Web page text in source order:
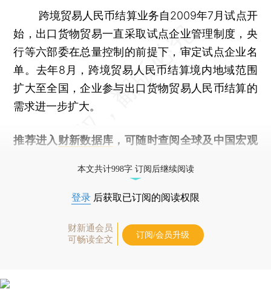
跨境贸易人民币结算业务自2009年7月试点开
始，出口货物贸易一直采取试点企业管理制度，央
行等六部委在总量控制的前提下，审定试点企业名
单。去年8月，跨境贸易人民币结算境内地域范围
扩大至全国，企业参与出口货物贸易人民币结算的
需求进一步扩大。
推荐进入 财新数据库 ，可随时查阅全球及中国宏观
本文共计998字 订阅后继续阅读
登录 后获取已订阅的阅读权限
财新通会员
可畅读全文
订阅/会员升级